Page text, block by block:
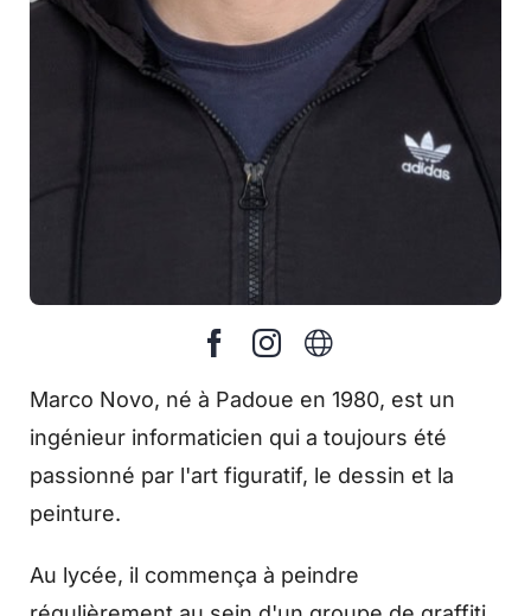
Marco Novo, né à Padoue en 1980, est un
ingénieur informaticien qui a toujours été
passionné par l'art figuratif, le dessin et la
peinture.
Au lycée, il commença à peindre